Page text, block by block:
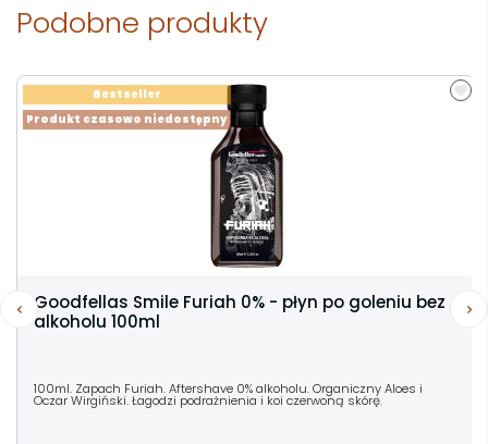
Podobne produkty
Goodfellas Smile Furiah 0% - płyn po goleniu bez
alkoholu 100ml
100ml. Zapach Furiah. Aftershave 0% alkoholu. Organiczny Aloes i
Oczar Wirgiński. Łagodzi podrażnienia i koi czerwoną skórę.
Produkt czasowo niedostępny
Bestseller